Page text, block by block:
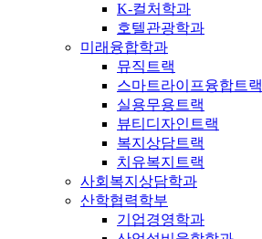
K-컬처학과
호텔관광학과
미래융합학과
뮤직트랙
스마트라이프융합트랙
실용무용트랙
뷰티디자인트랙
복지상담트랙
치유복지트랙
사회복지상담학과
산학협력학부
기업경영학과